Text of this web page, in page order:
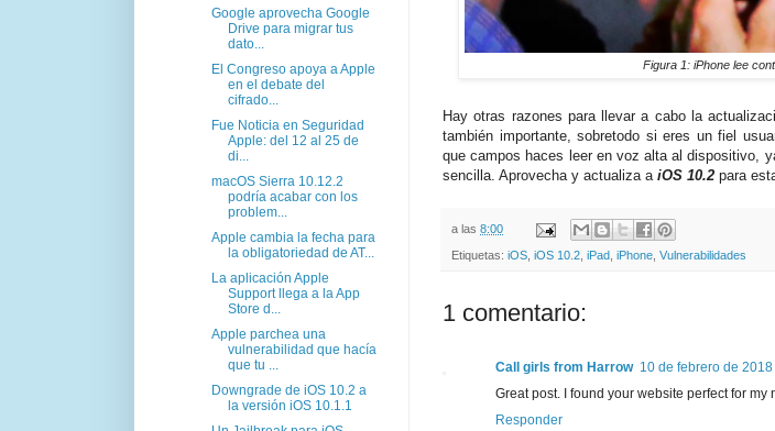
Figura 1: iPhone lee
Hay otras razones para llevar a cabo la
también importante, sobretodo si eres un fiel
que campos haces leer en voz alta al dispositivo,
sencilla. Aprovecha y actualiza a iOS 10.2 para
a las 8:00
Etiquetas: iOS, iOS 10.2, iPad, iPhone, Vulnerabilidades
1 comentario:
Call girls from Harrow 10 de febrero de
Great post. I found your website perfect for my
Responder
Google aprovecha Google
Drive para migrar tus
dato...
El Congreso apoya a Apple
en el debate del
cifrado...
Fue Noticia en Seguridad
Apple: del 12 al 25 de
di...
macOS Sierra 10.12.2
podría acabar con los
problem...
Apple cambia la fecha para
la obligatoriedad de AT...
La aplicación Apple
Support llega a la App
Store d...
Apple parchea una
vulnerabilidad que hacía
que tu ...
Downgrade de iOS 10.2 a
la versión iOS 10.1.1